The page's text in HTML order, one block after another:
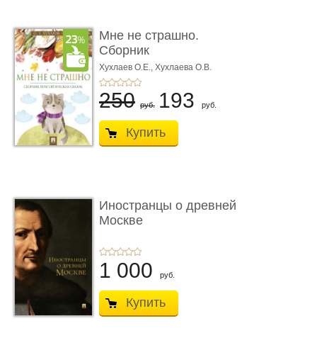
Мне не страшно.
Сборник
терапевтических
сказо� ...
Хухлаев О.Е., Хухлаева О.В.
250 руб. 193 руб.
Купить
Иностранцы о древней
Москве
1 000 руб.
Купить